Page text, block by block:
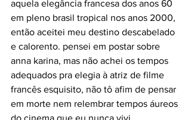
aquela elegância francesa dos anos 60
em pleno brasil tropical nos anos 2000,
então aceitei meu destino descabelado
e calorento. pensei em postar sobre
anna karina, mas não achei os tempos
adequados pra elegia à atriz de filme
francês esquisito, não tô afim de pensar
em morte nem relembrar tempos áureos
do cinema que eu nunca vivi.